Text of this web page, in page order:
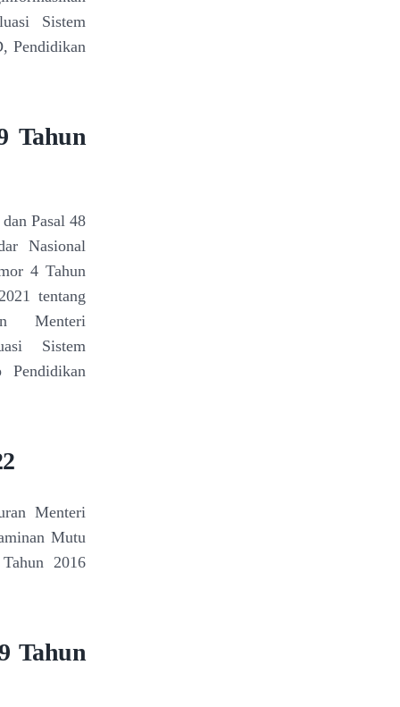
Sistem
Pendidikan
Tahun
Pasal 48
Nasional
4 Tahun
tentang
Menteri
Sistem
Pendidikan
Menteri
Mutu
2016
Tahun